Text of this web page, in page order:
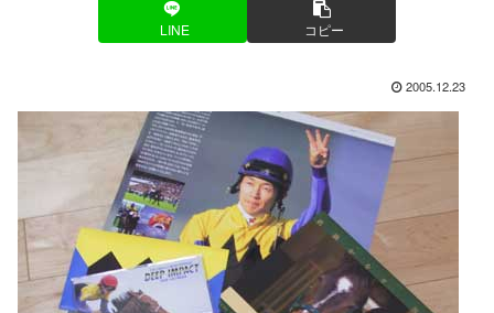
LINE コピー
2005.12.23